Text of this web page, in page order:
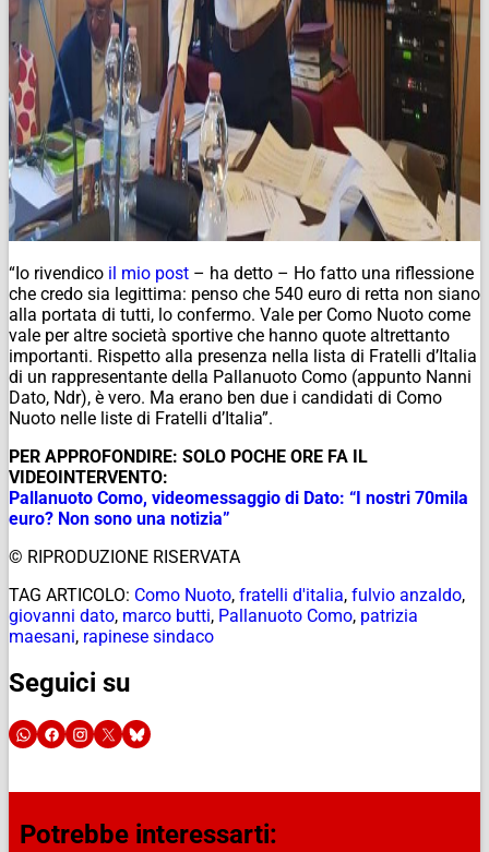
“Io rivendico il mio post – ha detto – Ho fatto una riflessione
che credo sia legittima: penso che 540 euro di retta non siano
alla portata di tutti, lo confermo. Vale per Como Nuoto come
vale per altre società sportive che hanno quote altrettanto
importanti. Rispetto alla presenza nella lista di Fratelli d’Italia
di un rappresentante della Pallanuoto Como (appunto Nanni
Dato, Ndr), è vero. Ma erano ben due i candidati di Como
Nuoto nelle liste di Fratelli d’Italia”.
PER APPROFONDIRE: SOLO POCHE ORE FA IL
VIDEOINTERVENTO:
Pallanuoto Como, videomessaggio di Dato: “I nostri 70mila
euro? Non sono una notizia”
© RIPRODUZIONE RISERVATA
TAG ARTICOLO: Como Nuoto, fratelli d'italia, fulvio anzaldo,
giovanni dato, marco butti, Pallanuoto Como, patrizia
maesani, rapinese sindaco
Seguici su
Potrebbe interessarti: